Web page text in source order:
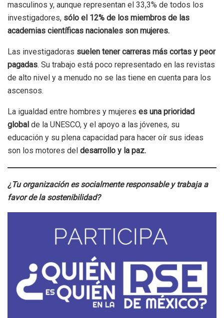
masculinos y, aunque representan el 33,3% de todos los
investigadores, sólo el 12% de los miembros de las
academias científicas nacionales son mujeres.
Las investigadoras suelen tener carreras más cortas y peor
pagadas. Su trabajo está poco representado en las revistas
de alto nivel y a menudo no se las tiene en cuenta para los
ascensos.
La igualdad entre hombres y mujeres es una prioridad
global de la UNESCO, y el apoyo a las jóvenes, su
educación y su plena capacidad para hacer oír sus ideas
son los motores del desarrollo y la paz.
¿Tu organización es socialmente responsable y trabaja a
favor de la sostenibilidad?